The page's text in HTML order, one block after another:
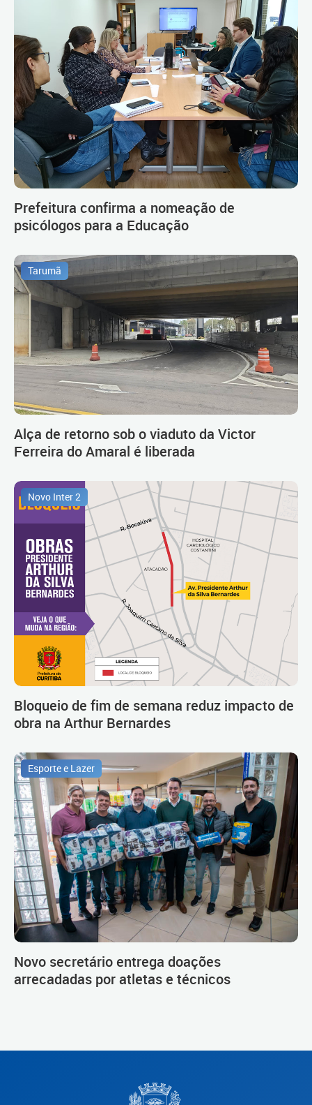
Prefeitura confirma a nomeação de
psicólogos para a Educação
Tarumã
Alça de retorno sob o viaduto da Victor
Ferreira do Amaral é liberada
Novo Inter 2
Bloqueio de fim de semana reduz impacto de
obra na Arthur Bernardes
Esporte e Lazer
Novo secretário entrega doações
arrecadadas por atletas e técnicos